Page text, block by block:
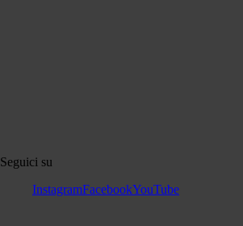
Seguici su
InstagramFacebookYouTube